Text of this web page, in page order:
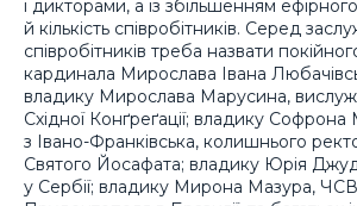
і дикторами, а із збільшенням
й кількість співробітників. Серед
співробітників треба назвати
кардинала Мирослава Івана
владику Мирослава Марусина,
Східної Конґреґації; владику
з Івано-Франківська, колишнього
Святого Йосафата; владику Юрія
у Сербії; владику Мирона Мазура,